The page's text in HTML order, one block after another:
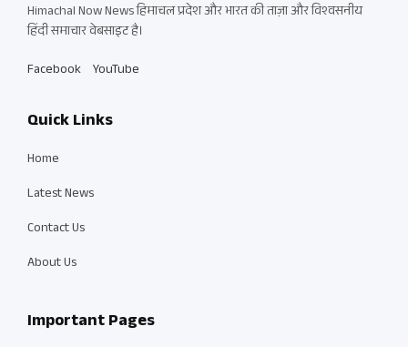
Himachal Now News हिमाचल प्रदेश और भारत की ताज़ा और विश्वसनीय
हिंदी समाचार वेबसाइट है।
Facebook YouTube
Quick Links
Home
Latest News
Contact Us
About Us
Important Pages